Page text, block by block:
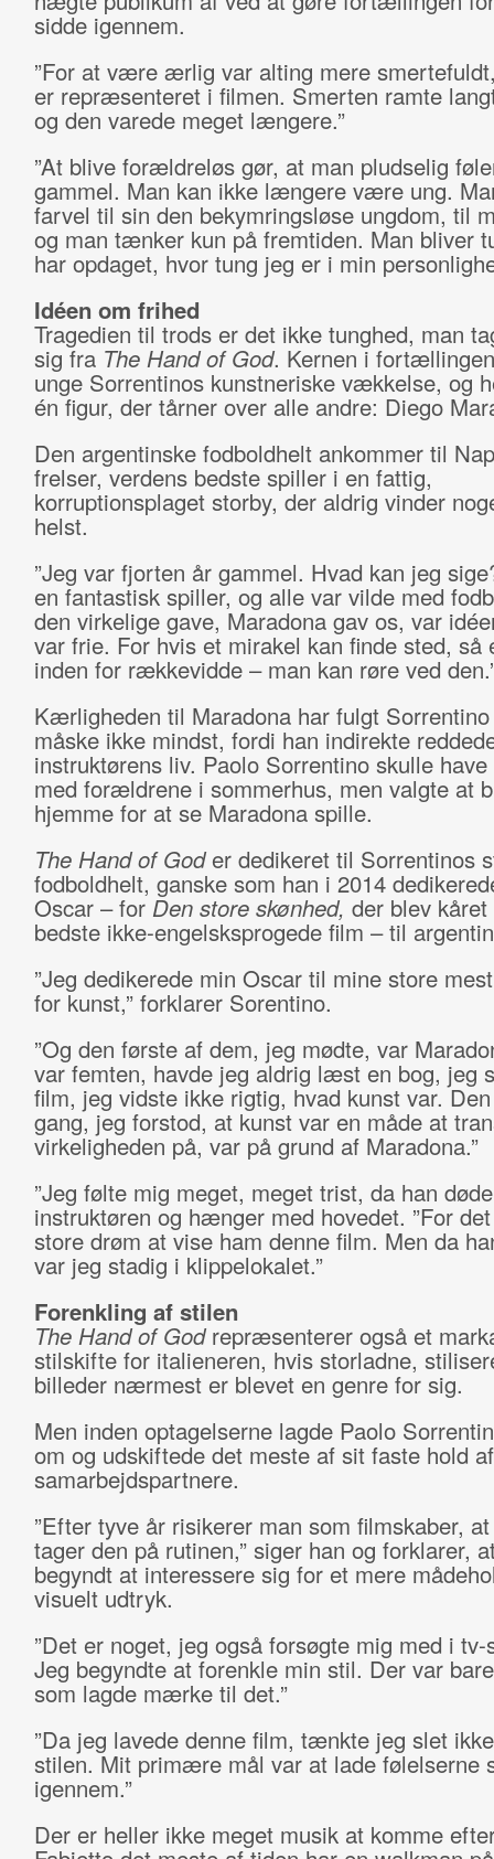
sidde igennem.
”For at være ærlig var alting mere
er repræsenteret i filmen. Smerten ramte
og den varede meget længere.”
”At blive forældreløs gør, at man pludselig
gammel. Man kan ikke længere være ung.
farvel til sin den bekymringsløse ungdom, til
og man tænker kun på fremtiden. Man bliver
har opdaget, hvor tung jeg er i min
Idéen om frihed
Tragedien til trods er det ikke tunghed, man
sig fra The Hand of God. Kernen i
unge Sorrentinos kunstneriske vækkelse, og
én figur, der tårner over alle andre: Diego
Den argentinske fodboldhelt ankommer til
frelser, verdens bedste spiller i en fattig,
korruptionsplaget storby, der aldrig vinder
helst.
”Jeg var fjorten år gammel. Hvad kan jeg
en fantastisk spiller, og alle var vilde med
den virkelige gave, Maradona gav os, var
var frie. For hvis et mirakel kan finde sted, så
inden for rækkevidde – man kan røre ved
Kærligheden til Maradona har fulgt
måske ikke mindst, fordi han indirekte
instruktørens liv. Paolo Sorrentino skulle
med forældrene i sommerhus, men valgte at
hjemme for at se Maradona spille.
The Hand of Goder dedikeret til Sorrentinos
fodboldhelt, ganske som han i 2014
Oscar – for Den store skønhed, der blev
bedste ikke-engelsksprogede film – til
”Jeg dedikerede min Oscar til mine store
for kunst,” forklarer Sorentino.
”Og den første af dem, jeg mødte, var
var femten, havde jeg aldrig læst en bog, jeg
film, jeg vidste ikke rigtig, hvad kunst var.
gang, jeg forstod, at kunst var en måde at
virkeligheden på, var på grund af Maradona.”
”Jeg følte mig meget, meget trist, da han
instruktøren og hænger med hovedet. ”For
store drøm at vise ham denne film. Men da
var jeg stadig i klippelokalet.”
Forenkling af stilen
The Hand of Godrepræsenterer også et
stilskifte for italieneren, hvis storladne,
billeder nærmest er blevet en genre for sig.
Men inden optagelserne lagde Paolo
om og udskiftede det meste af sit faste hold af
samarbejdspartnere.
”Efter tyve år risikerer man som filmskaber,
tager den på rutinen,” siger han og forklarer,
begyndt at interessere sig for et mere
visuelt udtryk.
”Det er noget, jeg også forsøgte mig med i tv-
Jeg begyndte at forenkle min stil. Der var
som lagde mærke til det.”
”Da jeg lavede denne film, tænkte jeg slet
stilen. Mit primære mål var at lade følelserne
igennem.”
Der er heller ikke meget musik at komme